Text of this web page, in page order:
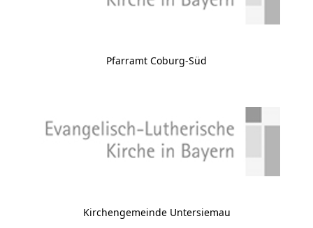
Pfarramt Coburg-Süd
Kirchengemeinde Untersiemau